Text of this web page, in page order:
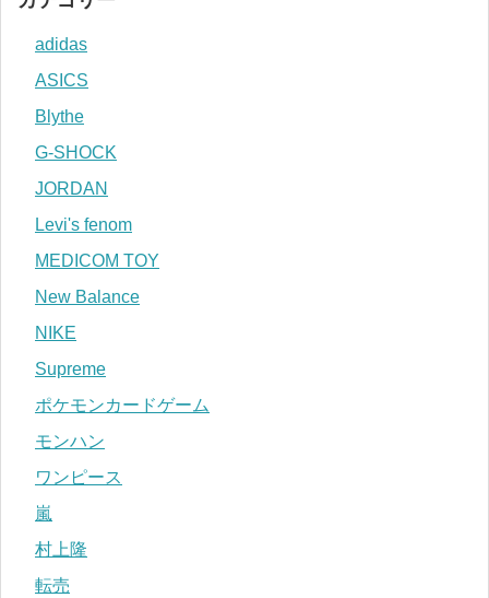
adidas
ASICS
Blythe
G-SHOCK
JORDAN
Levi's fenom
MEDICOM TOY
New Balance
NIKE
Supreme
ポケモンカードゲーム
モンハン
ワンピース
嵐
村上隆
転売